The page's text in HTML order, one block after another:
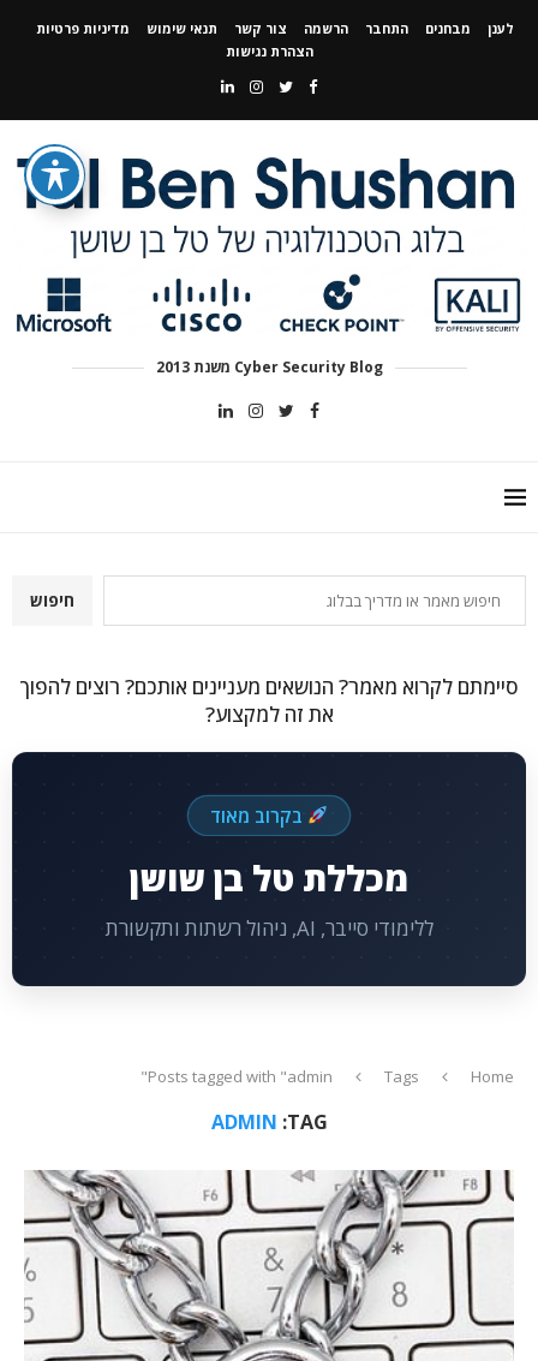
לענן מבחנים התחבר הרשמה צור קשר תנאי שימוש
מדיניות פרטיות
הצהרת נגישות
Cyber Security Blog משנת 2013
חיפוש
סיימתם לקרוא מאמר? הנושאים מעניינים אותכם? רוצים להפוך
את זה למקצוע?
בקרוב מאוד
מכללת טל בן שושן
ללימודי סייבר, AI, ניהול רשתות ותקשורת
Home
Tags
Posts tagged with "admin"
TAG:
ADMIN